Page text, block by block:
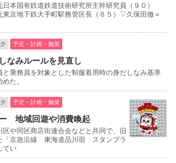
本国有鉄道鉄道技術研究所主幹研究員（９０）
京地下鉄大手町駅務管区長（６５）▽久保田徹＝
予定・計画・施策
みルールを見直し
乗務員を対象とした制服着用時の身だしなみ基準
た。
予定・計画・施策
地域回遊や消費喚起
や同区商店街連合会などと共同で、旧
「京急沿線 東海道品川宿 スタンプラ
てい